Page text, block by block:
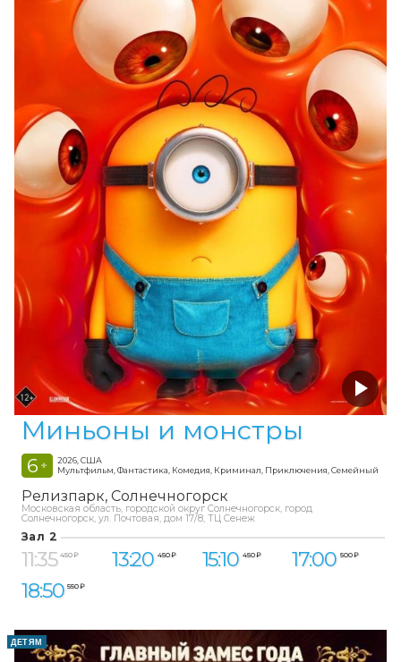
Миньоны и монстры
6 +
2026, США
Мультфильм, Фантастика, Комедия, Криминал, Приключения, Семейный
Релизпарк Солнечногорск
Московская область, городской округ Солнечногорск, город
Солнечногорск, ул. Почтовая, дом 17/8, ТЦ Сенеж
Зал 2
11:35 450 ₽ 13:20 450 ₽ 15:10 450 ₽ 17:00 500 ₽
18:50 550 ₽
ДЕТЯМ